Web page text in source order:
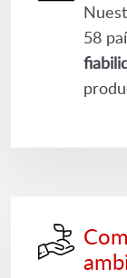
58